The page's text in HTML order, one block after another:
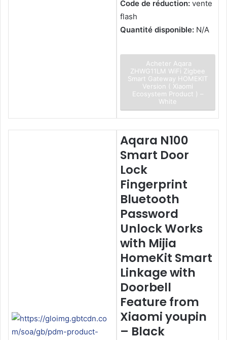
Code de réduction: vente
flash
Quantité disponible: N/A
Acheter Aqara
ZHWG11LM WiFi Zigbee
Smart Gateway HOMEKIT
Version ( Xiaomi
Ecosystem Product ) –
White
Aqara N100
Smart Door
Lock
Fingerprint
Bluetooth
Password
Unlock Works
with Mijia
HomeKit Smart
Linkage with
Doorbell
Feature from
Xiaomi youpin
– Black